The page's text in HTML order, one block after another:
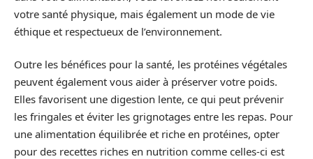
votre santé physique, mais également un mode de vie
éthique et respectueux de l’environnement.
Outre les bénéfices pour la santé, les protéines végétales
peuvent également vous aider à préserver votre poids.
Elles favorisent une digestion lente, ce qui peut prévenir
les fringales et éviter les grignotages entre les repas. Pour
une alimentation équilibrée et riche en protéines, opter
pour des recettes riches en nutrition comme celles-ci est